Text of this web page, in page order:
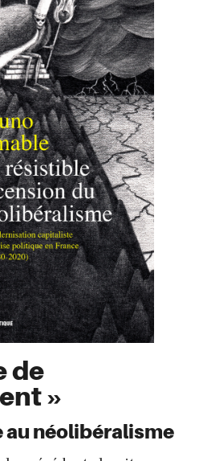
de
»
au néolibéralisme